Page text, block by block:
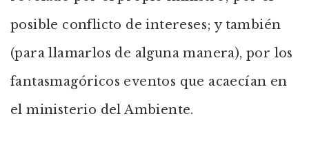
posible conflicto de intereses; y también
(para llamarlos de alguna manera), por los
fantasmagóricos eventos que acaecían en
el ministerio del Ambiente.